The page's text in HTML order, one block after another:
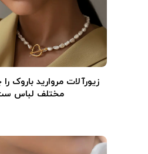
زیورآلات مروارید باروک
مختلف لباس